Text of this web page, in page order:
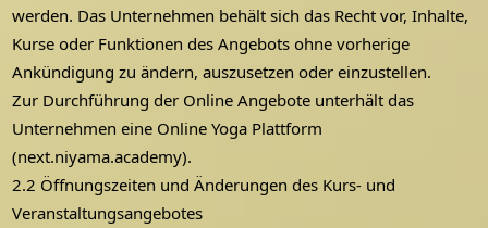
werden. Das Unternehmen behält sich das Recht vor, Inhalte,
Kurse oder Funktionen des Angebots ohne vorherige
Ankündigung zu ändern, auszusetzen oder einzustellen.
Zur Durchführung der Online Angebote unterhält das
Unternehmen eine Online Yoga Plattform
(next.niyama.academy).
2.2 Öffnungszeiten und Änderungen des Kurs- und
Veranstaltungsangebotes